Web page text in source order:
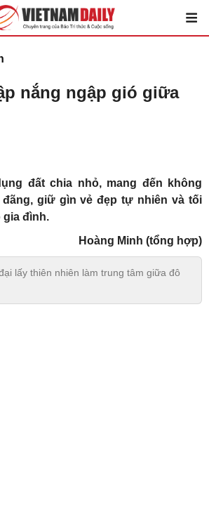
nắng ngập gió giữa
đất chia nhỏ, mang đến không
giữ gìn vẻ đẹp tự nhiên và tối
gia đình.
Hoàng Minh (tổng hợp)
lấy thiên nhiên làm trung tâm giữa đô